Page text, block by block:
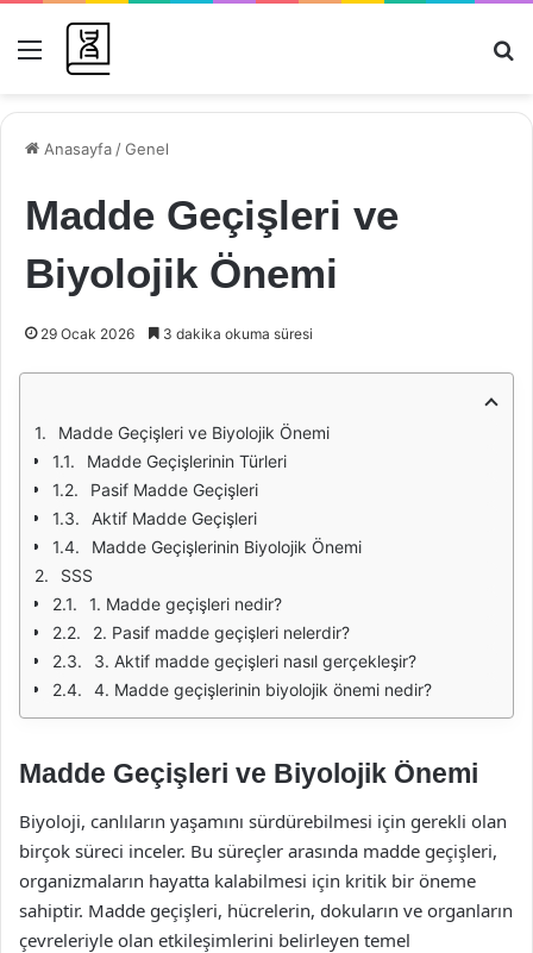
Menü
Anasayfa /Genel
Madde Geçişleri ve
Biyolojik Önemi
29 Ocak 2026 3 dakika okuma süresi
Madde Geçişleri ve Biyolojik Önemi
Madde Geçişlerinin Türleri
Pasif Madde Geçişleri
Aktif Madde Geçişleri
Madde Geçişlerinin Biyolojik Önemi
SSS
1. Madde geçişleri nedir?
2. Pasif madde geçişleri nelerdir?
3. Aktif madde geçişleri nasıl gerçekleşir?
4. Madde geçişlerinin biyolojik önemi nedir?
Madde Geçişleri ve Biyolojik Önemi
Biyoloji, canlıların yaşamını sürdürebilmesi için gerekli olan
birçok süreci inceler. Bu süreçler arasında madde geçişleri,
organizmaların hayatta kalabilmesi için kritik bir öneme
sahiptir. Madde geçişleri, hücrelerin, dokuların ve organların
çevreleriyle olan etkileşimlerini belirleyen temel